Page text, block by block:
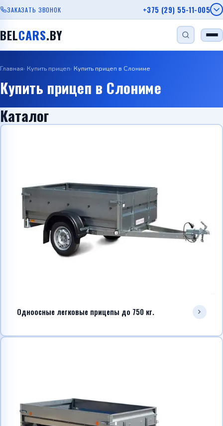
ЗАКАЗАТЬ ЗВОНОК +375 (29) 55-11-005
Viber
Telegram
BELCARS.BY
Прицеп для дачи
Прицеп с бортом Автовозы
Главная Купить прицеп Купить прицеп в Слониме
Купить прицеп в Слониме
Каталог
Одноосные легковые прицепы до 750 кг.